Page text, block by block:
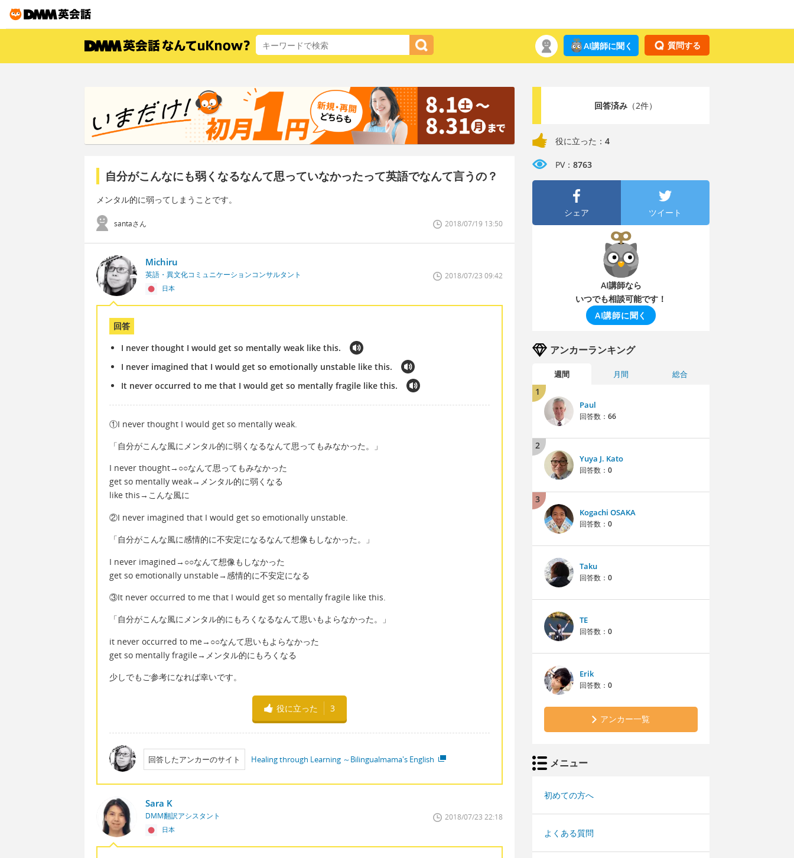
質問する
AI講師に聞く
自分がこんなにも弱くなるなんて思っていなかったって英語でなんて言うの？
メンタル的に弱ってしまうことです。
santaさん 2018/07/19 13:50
Michiru
英語・異文化コミュニケーションコンサルタント
日本
2018/07/23 09:42
回答
I never thought I would get so mentally weak like this.
I never imagined that I would get so emotionally unstable like this.
It never occurred to me that I would get so mentally fragile like this.
①I never thought I would get so mentally weak.
「自分がこんな風にメンタル的に弱くなるなんて思ってもみなかった。」
I never thought→○○なんて思ってもみなかった
get so mentally weak→メンタル的に弱くなる
like this→こんな風に
②I never imagined that I would get so emotionally unstable.
「自分がこんな風に感情的に不安定になるなんて想像もしなかった。」
I never imagined→○○なんて想像もしなかった
get so emotionally unstable→感情的に不安定になる
③It never occurred to me that I would get so mentally fragile like this.
「自分がこんな風にメンタル的にもろくなるなんて思いもよらなかった。」
it never occurred to me→○○なんて思いもよらなかった
get so mentally fragile→メンタル的にもろくなる
少しでもご参考になれば幸いです。
役に立った 3
回答したアンカーのサイト Healing through Learning ～Bilingualmama's English
Sara K
DMM翻訳アシスタント
日本
2018/07/23 22:18
回答済み（2件）
役に立った： 4
PV： 8763
シェア ツイート
AI講師なら
いつでも相談可能です！
AI講師に聞く
アンカーランキング
週間 月間 総合
1
Paul
回答数： 66
2
Yuya J. Kato
回答数： 0
3
Kogachi OSAKA
回答数： 0
Taku
回答数： 0
TE
回答数： 0
Erik
回答数： 0
アンカー一覧
メニュー
初めての方へ
よくある質問